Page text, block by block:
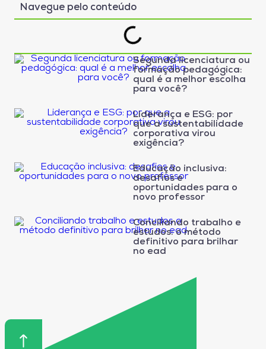
Navegue pelo conteúdo
Segunda licenciatura ou
formação pedagógica:
qual é a melhor escolha
para você?
Liderança e ESG: por
que a sustentabilidade
corporativa virou
exigência?
Educação inclusiva:
desafios e
oportunidades para o
novo professor
Conciliando trabalho e
estudos: o método
definitivo para brilhar
no ead